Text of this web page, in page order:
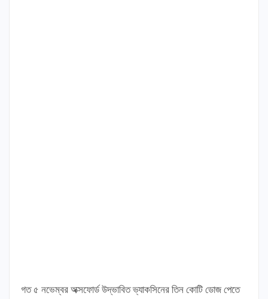
গত ৫ নভেম্বর অক্সফোর্ড উদ্ভাবিত ভ্যাকসিনের তিন কোটি ডোজ পেতে